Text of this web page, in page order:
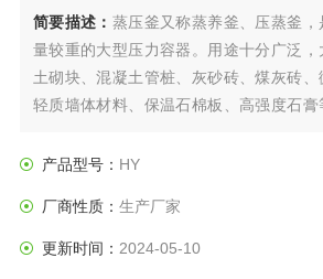
简要描述： 蒸压釜又称蒸养釜、压蒸釜
量较重的大型压力容器。用途十分广泛
土砌块、混凝土管桩、灰砂砖、煤灰砖
轻质墙体材料、保温石棉板、高强度石
产品型号： HY
厂商性质： 生产厂家
更新时间： 2024-05-10